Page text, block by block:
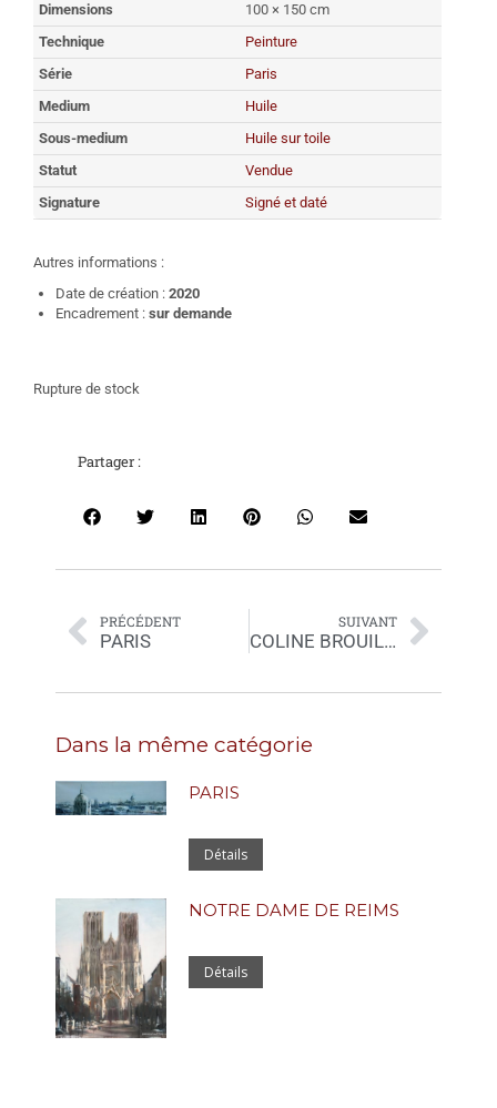
Dimensions
100 × 150 cm
Technique
Peinture
Série
Paris
Medium
Huile
Sous-medium
Huile sur toile
Statut
Vendue
Signature
Signé et daté
Autres informations :
Date de création : 2020
Encadrement : sur demande
Rupture de stock
Partager :
PRÉCÉDENT
PARIS
SUIVANT
COLINE BROUILLARD
Dans la même catégorie
PARIS
Détails
NOTRE DAME DE REIMS
Détails